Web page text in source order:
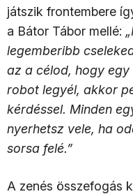
játszik frontembere
a Bátor Tábor mellé:
legemberibb
az a célod, hogy
robot legyél, akkor
kérdéssel. Minden
nyerhetsz vele, ha
sorsa felé.”
A zenés összefogás